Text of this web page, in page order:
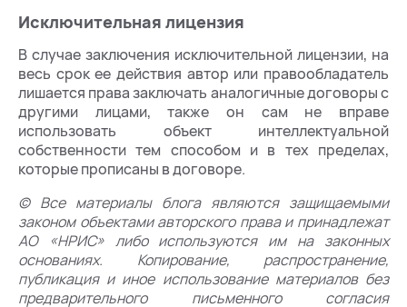
Исключительная лицензия
В случае заключения исключительной лицензии, на
весь срок ее действия автор или правообладатель
лишается права заключать аналогичные договоры с
другими лицами, также он сам не вправе
использовать объект интеллектуальной
собственности тем способом и в тех пределах,
которые прописаны в договоре.
© Все материалы блога являются защищаемыми
законом объектами авторского права и принадлежат
АО «НРИС» либо используются им на законных
основаниях. Копирование, распространение,
публикация и иное использование материалов без
предварительного письменного согласия